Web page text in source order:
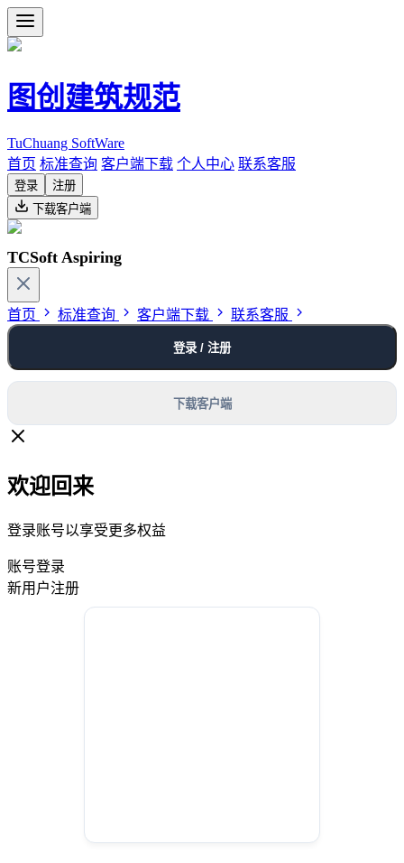
图创建筑规范
TuChuang SoftWare
首页 标准查询 客户端下载 个人中心 联系客服
登录
注册
下载客户端
TCSoft Aspiring
首页 标准查询 客户端下载 联系客服
登录 / 注册
下载客户端
欢迎回来
登录账号以享受更多权益
账号登录
新用户注册